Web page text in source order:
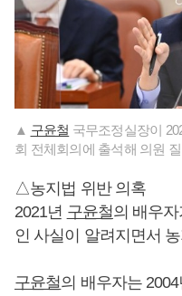
▲ 구윤철 국무조정실장이
회 전체회의에 출석해 의원
△농지법 위반 의혹
2021년 구윤철의 배우
인 사실이 알려지면서
구윤철의 배우자는